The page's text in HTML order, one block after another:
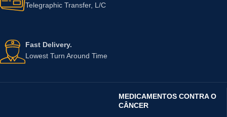
Telegraphic Transfer, L/C
Fast Delivery.
Lowest Turn Around Time
MEDICAMENTOS CONTRA O
CÂNCER